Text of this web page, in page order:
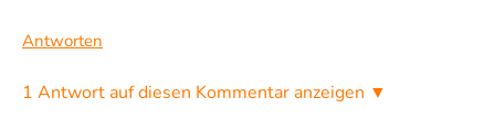
Antworten
1 Antwort auf diesen Kommentar anzeigen ▼